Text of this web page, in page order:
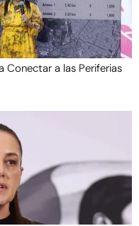
Conectar a las Periferias